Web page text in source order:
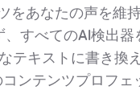
をあなたの声を維持
、すべてのAI検出器
テキストに書き換え
ンテンツプロフェ